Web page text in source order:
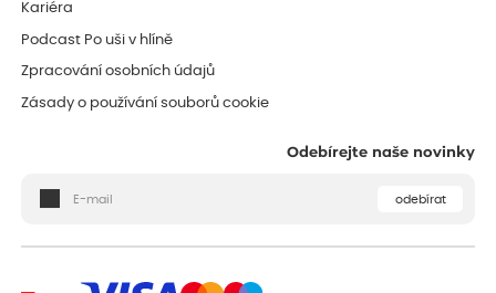
Kariéra
Podcast Po uši v hlíně
Zpracování osobních údajů
Zásady o používání souborů cookie
Odebírejte naše novinky
odebírat